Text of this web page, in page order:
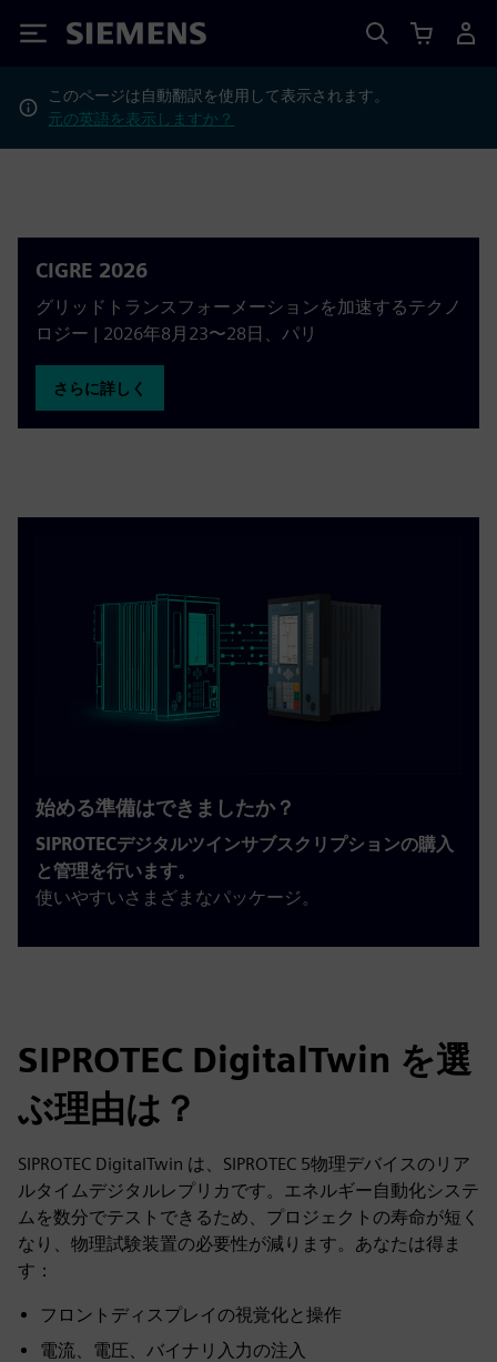
Siemens
このページは自動翻訳を使用して表示されます。
元の英語を表示しますか？
CIGRE 2026
グリッドトランスフォーメーションを加速するテクノ
ロジー | 2026年8月23〜28日、パリ
さらに詳しく
始める準備はできましたか？
SIPROTECデジタルツインサブスクリプションの購入
と管理を行います。
使いやすいさまざまなパッケージ。
SIPROTEC DigitalTwin を選
ぶ理由は？
SIPROTEC DigitalTwin は、SIPROTEC 5物理デバイスのリア
ルタイムデジタルレプリカです。エネルギー自動化システ
ムを数分でテストできるため、プロジェクトの寿命が短く
なり、物理試験装置の必要性が減ります。あなたは得ま
す：
フロントディスプレイの視覚化と操作
電流、電圧、バイナリ入力の注入